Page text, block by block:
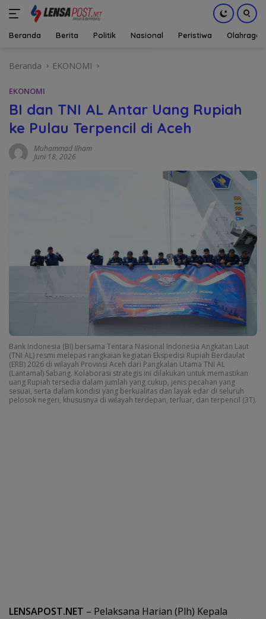
Beranda Berita Politik Nasional Peristiwa Olahraga
Beranda EKONOMI
EKONOMI
BI dan TNI AL Antar Uang Rupiah
ke Pulau Terpencil di Aceh
Muhammad Ilham
Juni 18, 2026
Bank Indonesia (BI) bersama Tentara Nasional Indonesia Angkatan Laut
(TNI AL) resmi melepas rangkaian kegiatan Ekspedisi Rupiah Berdaulat
(ERB) 2026 di wilayah Provinsi Aceh dari Pangkalan Utama TNI AL
(Lantamal) Sabang. Kolaborasi strategis ini dilakukan untuk memastikan
uang Rupiah tersedia dalam jumlah yang cukup, jenis pecahan yang
sesuai, serta dalam kondisi yang berkualitas dan layak edar di seluruh
pelosok negeri, khususnya di wilayah terdepan, terluar, dan terpencil (3T).
LENSAPOST.NET – Pelaksana Harian (Plh) Kepala